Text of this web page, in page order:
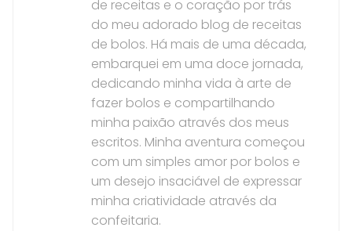
de receitas e o coração por trás
do meu adorado blog de receitas
de bolos. Há mais de uma década,
embarquei em uma doce jornada,
dedicando minha vida à arte de
fazer bolos e compartilhando
minha paixão através dos meus
escritos. Minha aventura começou
com um simples amor por bolos e
um desejo insaciável de expressar
minha criatividade através da
confeitaria.